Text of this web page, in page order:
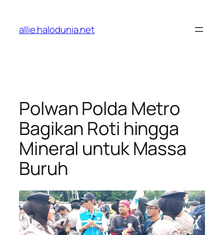
konten
allie.halodunia.net
Polwan Polda Metro
Bagikan Roti hingga
Mineral untuk Massa
Buruh